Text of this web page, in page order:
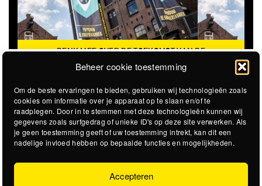
Beheer cookie toestemming
Om de beste ervaringen te bieden, gebruiken wij technologieën zoals
cookies om informatie over je apparaat op te slaan en/of te
raadplegen. Door in te stemmen met deze technologieën kunnen wij
gegevens zoals surfgedrag of unieke ID's op deze site verwerken. Als
je geen toestemming geeft of uw toestemming intrekt, kan dit een
nadelige invloed hebben op bepaalde functies en mogelijkheden.
Accepteren
DENK MEE OVER DE TOEKOMST VAN DE
KROEPOEKFABRIEK